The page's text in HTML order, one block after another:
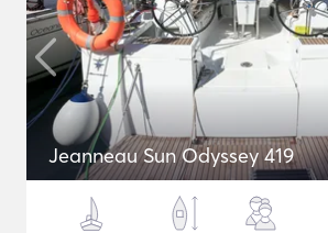
Jeanneau Sun Odyssey 419